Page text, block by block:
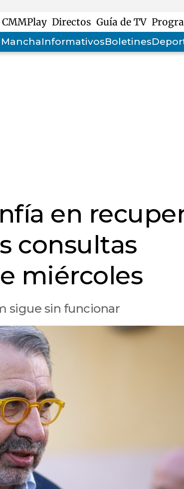
CMMPlay Directos Guía de TV
InformativosBoletines
en
consultas
miércoles
sigue sin funcionar